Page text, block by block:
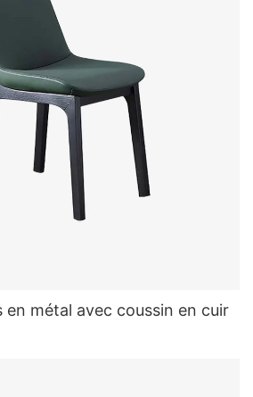
en métal avec coussin en cuir